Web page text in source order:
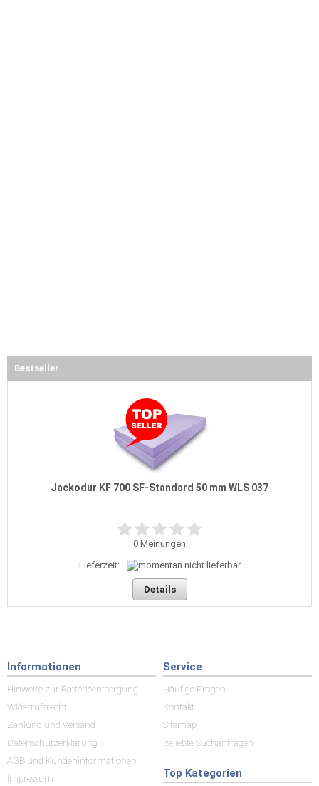
Bestseller
Jackodur KF 700 SF-Standard 50 mm WLS 037
0 Meinungen
Lieferzeit:
Details
Informationen
Hinweise zur Batterieentsorgung
Widerrufsrecht
Zahlung und Versand
Datenschutzerklärung
AGB und Kundeninformationen
Impressum
Service
Häufige Fragen
Kontakt
Sitemap
Beliebte Suchanfragen
Top Kategorien